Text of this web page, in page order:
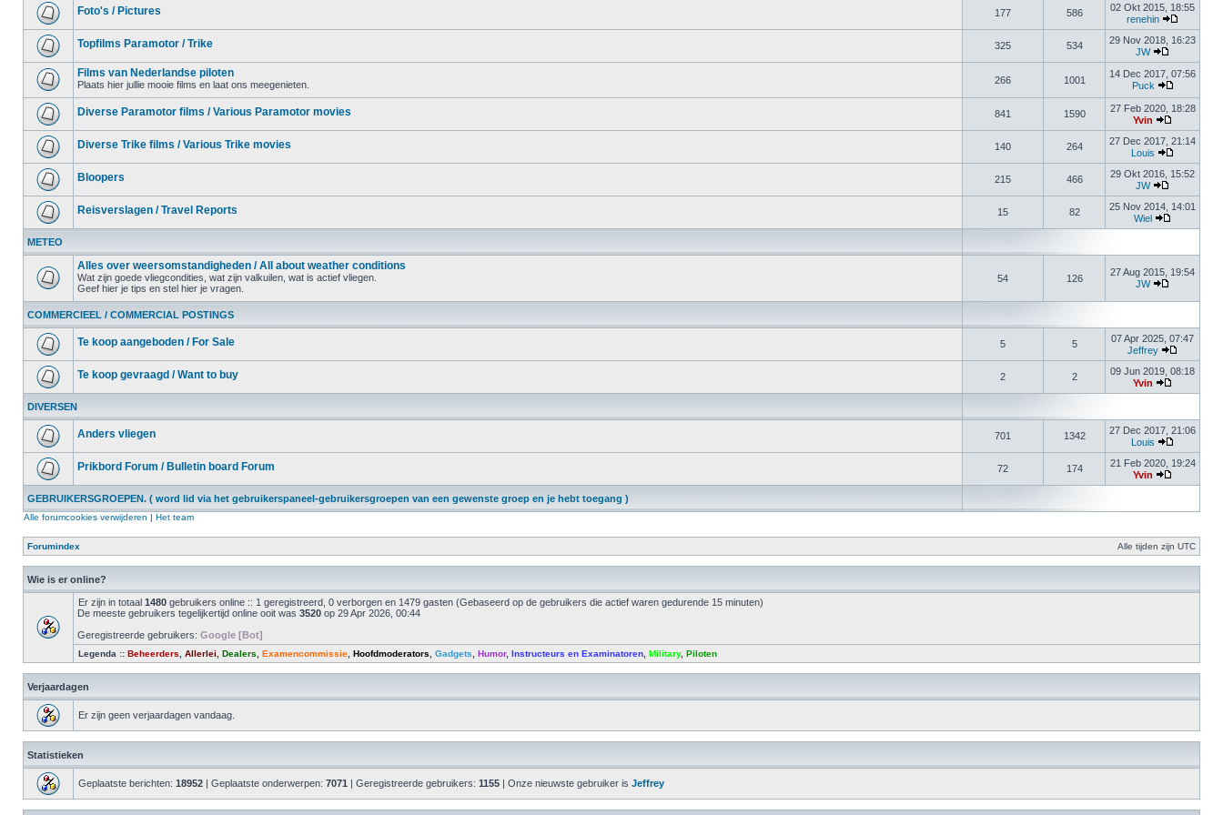
Foto's / Pictures 177 586
02 Okt 2015, 18:55
renehin
Topfilms Paramotor / Trike 325 534
29 Nov 2018, 16:23
JW
Films van Nederlandse piloten
Plaats hier jullie mooie films en laat ons meegenieten. 266 1001
14 Dec 2017, 07:56
Puck
Diverse Paramotor films / Various Paramotor movies 841 1590
27 Feb 2020, 18:28
Yvin
Diverse Trike films / Various Trike movies 140 264
27 Dec 2017, 21:14
Louis
Bloopers 215 466
29 Okt 2016, 15:52
JW
Reisverslagen / Travel Reports 15 82
25 Nov 2014, 14:01
Wiel
METEO
Alles over weersomstandigheden / All about weather conditions
Wat zijn goede vliegcondities, wat zijn valkuilen, wat is actief vliegen.
Geef hier je tips en stel hier je vragen.
54 126
27 Aug 2015, 19:54
JW
COMMERCIEEL / COMMERCIAL POSTINGS
Te koop aangeboden / For Sale 5 5
07 Apr 2025, 07:47
Jeffrey
Te koop gevraagd / Want to buy 2 2
09 Jun 2019, 08:18
Yvin
DIVERSEN
Anders vliegen 701 1342
27 Dec 2017, 21:06
Louis
Prikbord Forum / Bulletin board Forum 72 174
21 Feb 2020, 19:24
Yvin
GEBRUIKERSGROEPEN. ( word lid via het gebruikerspaneel-gebruikersgroepen van een gewenste groep en je hebt toegang )
Alle forumcookies verwijderen | Het team
Forumindex Alle tijden zijn UTC
Wie is er online?
Er zijn in totaal 1480 gebruikers online :: 1 geregistreerd, 0 verborgen en 1479 gasten (Gebaseerd op de gebruikers die actief waren gedurende 15 minuten)
De meeste gebruikers tegelijkertijd online ooit was 3520 op 29 Apr 2026, 00:44
Geregistreerde gebruikers: Google [Bot]
Legenda :: Beheerders Allerlei Dealers Examencommissie Hoofdmoderators Gadgets Humor, Instructeurs en Examinatoren Military, Piloten
Verjaardagen
Er zijn geen verjaardagen vandaag.
Statistieken
Geplaatste berichten: 18952 | Geplaatste onderwerpen: 7071 | Geregistreerde gebruikers: 1155 | Onze nieuwste gebruiker is Jeffrey